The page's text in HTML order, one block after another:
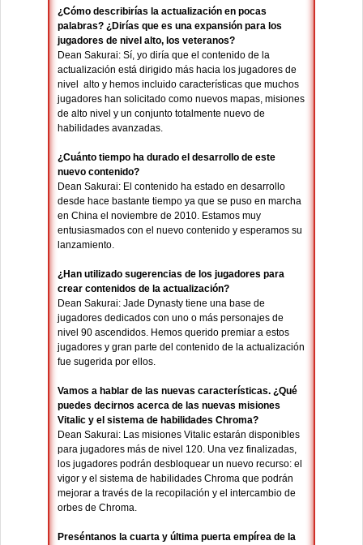
¿Cómo describirías la actualización en pocas
palabras? ¿Dirías que es una expansión para los
jugadores de nivel alto, los veteranos?
Dean Sakurai: Sí, yo diría que el contenido de la
actualización está dirigido más hacia los jugadores de
nivel alto y hemos incluido características que muchos
jugadores han solicitado como nuevos mapas, misiones
de alto nivel y un conjunto totalmente nuevo de
habilidades avanzadas.
¿Cuánto tiempo ha durado el desarrollo de este
nuevo contenido?
Dean Sakurai: El contenido ha estado en desarrollo
desde hace bastante tiempo ya que se puso en marcha
en China el noviembre de 2010. Estamos muy
entusiasmados con el nuevo contenido y esperamos su
lanzamiento.
¿Han utilizado sugerencias de los jugadores para
crear contenidos de la actualización?
Dean Sakurai: Jade Dynasty tiene una base de
jugadores dedicados con uno o más personajes de
nivel 90 ascendidos. Hemos querido premiar a estos
jugadores y gran parte del contenido de la actualización
fue sugerida por ellos.
Vamos a hablar de las nuevas características. ¿Qué
puedes decirnos acerca de las nuevas misiones
Vitalic y el sistema de habilidades Chroma?
Dean Sakurai: Las misiones Vitalic estarán disponibles
para jugadores más de nivel 120. Una vez finalizadas,
los jugadores podrán desbloquear un nuevo recurso: el
vigor y el sistema de habilidades Chroma que podrán
mejorar a través de la recopilación y el intercambio de
orbes de Chroma.
Preséntanos la cuarta y última puerta empírea de la